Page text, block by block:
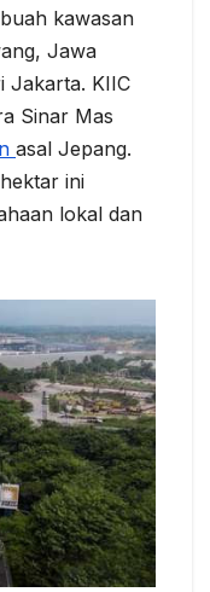
kawasan
Jawa
Jakarta. KIIC
Sinar Mas
asal Jepang.
ini
lokal dan